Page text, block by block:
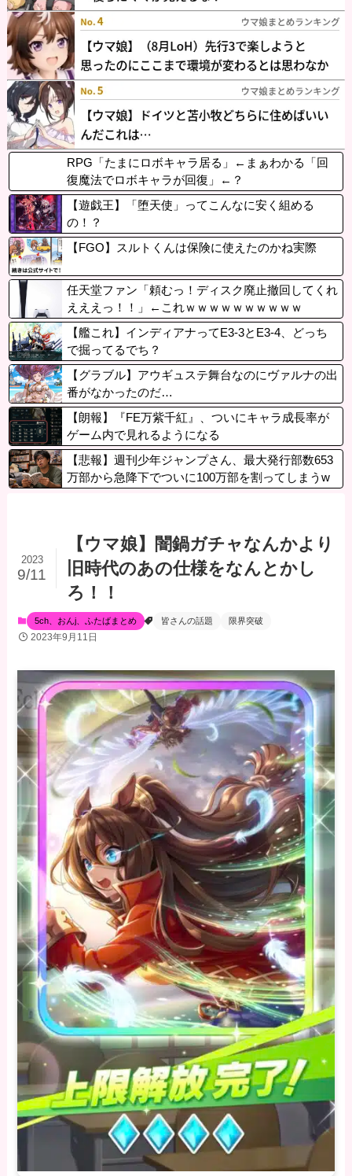
RPG「たまにロボキャラ居る」←まぁわかる「回
復魔法でロボキャラが回復」←？
【遊戯王】「堕天使」ってこんなに安く組める
の！？
【FGO】スルトくんは保険に使えたのかね実際
任天堂ファン「頼むっ！ディスク廃止撤回してくれ
えええっ！！」←これｗｗｗｗｗｗｗｗｗｗ
【艦これ】インディアナってE3-3とE3-4、どっち
で掘ってるでち？
【グラブル】アウギュステ舞台なのにヴァルナの出
番がなかったのだ…
【朗報】『FE万紫千紅』、ついにキャラ成長率が
ゲーム内で見れるようになる
【悲報】週刊少年ジャンプさん、最大発行部数653
万部から急降下でついに100万部を割ってしまうw
【ウマ娘】闇鍋ガチャなんかより
旧時代のあの仕様をなんとかし
ろ！！
2023
9/11
5ch、おんj、ふたばまとめ 皆さんの話題 限界突破
2023年9月11日